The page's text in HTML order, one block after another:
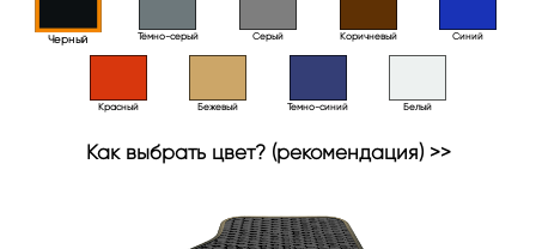
Черный Тёмно-серый Серый Коричневый Синий
Красный Бежевый Темно-синий Белый
Как выбрать цвет? (рекомендация) >>